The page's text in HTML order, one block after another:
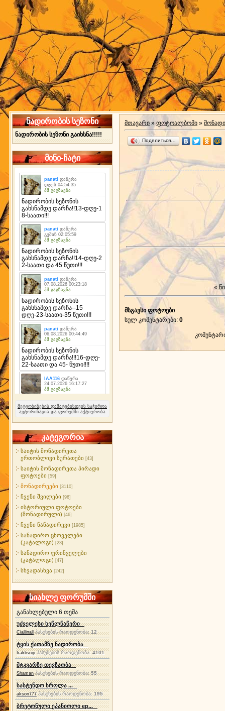
ნადირობის სეზონი
ნადირობის სეზონი გაიხსნა!!!!!
მინი-ჩატი
შეტყობინების დამატებისთვის საჭიროა
ავტორიზაცია და ფორუმში აქტიურობა
კატეგორია
საიტის მონადირეთა
ერთობლივი სურათები [43]
საიტის მონადირეთა პირადი
ფოტოები [59]
მონადირეები [3110]
ჩვენი შვილები [96]
ისტორიული ფოტოები
(მონადირული) [46]
ჩვენი ნანადირევი [1985]
სანადირო ცხოველები
(კატალოგი) [23]
სანადირო ფრინველები
(კატალოგი) [47]
სხვადასხვა [242]
სიახლე ფორუმში
განახლებული 6 თემა
უძველესი ხეწლნაწერი
Ciallinall პასუხების რაოდენობა:12
ტყის ქათამზე ნადირობა
Iraklisnip პასუხების რაოდენობა: 4101
მტკვარზე თევზაობა
Shaman პასუხების რაოდენობა:55
სასტენდო სროლა ...
akson777 პასუხების რაოდენობა:195
ბრეტონული ეპანიოლი ep...
მთავარი » ფოტოალბომი »
Поделиться…
«
მსგავსი ფოტოები
სულ კომენტარები: 0